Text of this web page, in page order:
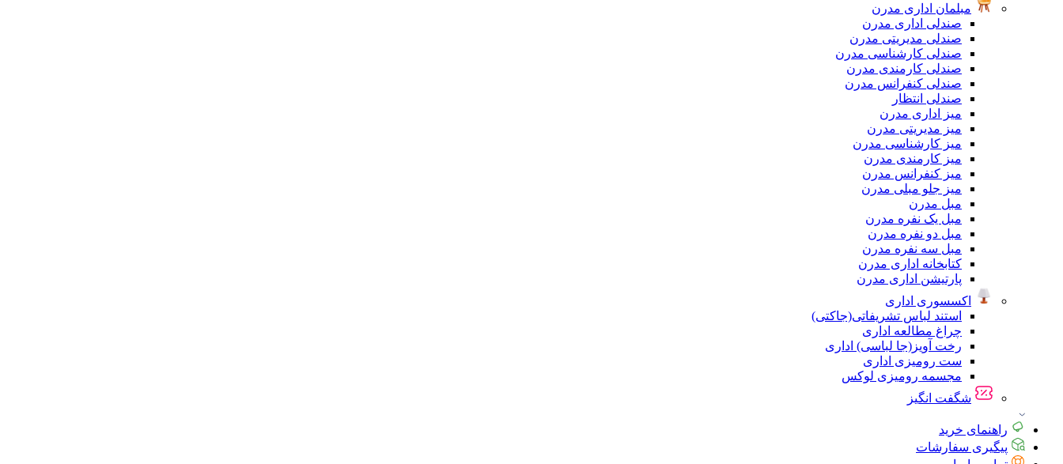
مبلمان اداری مدرن
صندلی اداری مدرن
صندلی مدیریتی مدرن
صندلی کارشناسی مدرن
صندلی کارمندی مدرن
صندلی کنفرانس مدرن
صندلی انتظار
میز اداری مدرن
میز مدیریتی مدرن
میز کارشناسی مدرن
میز کارمندی مدرن
میز کنفرانس مدرن
میز جلو مبلی مدرن
مبل مدرن
مبل یک نفره مدرن
مبل دو نفره مدرن
مبل سه نفره مدرن
کتابخانه اداری مدرن
پارتیشن اداری مدرن
اکسسوری اداری
استند لباس تشریفاتی(جاکتی)
چراغ مطالعه اداری
رخت آویز(جا لباسی) اداری
ست رومیزی اداری
مجسمه رومیزی لوکس
شگفت انگیز
راهنمای خرید
پیگیری سفارشات